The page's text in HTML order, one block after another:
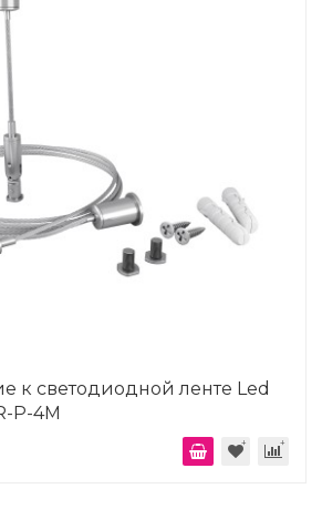
к светодиодной ленте Led
P-4M